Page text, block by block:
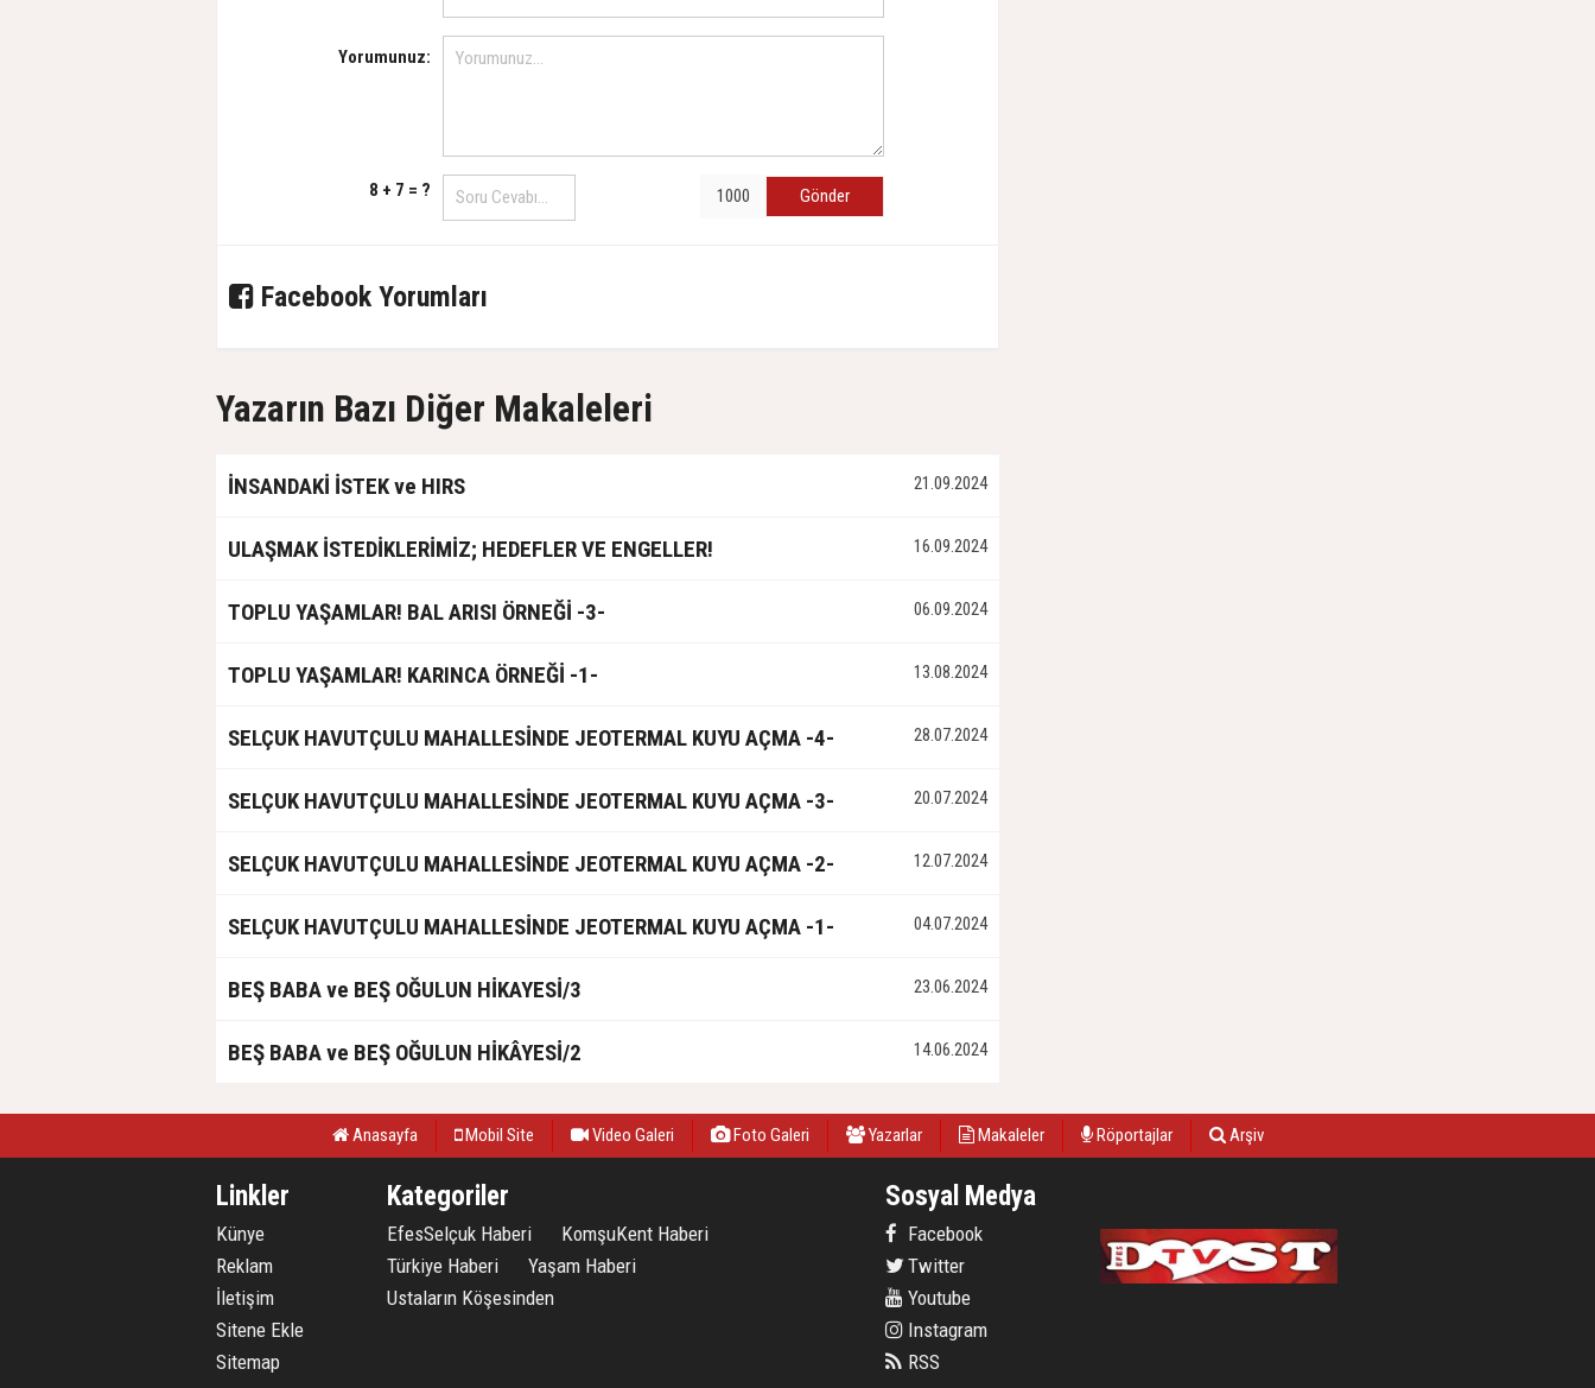
Yorumunuz:
8 + 7 = ? Gönder
Facebook Yorumları
Yazarın Bazı Diğer Makaleleri
İNSANDAKİ İSTEK ve HIRS 21.09.2024
ULAŞMAK İSTEDİKLERİMİZ; HEDEFLER VE ENGELLER! 16.09.2024
TOPLU YAŞAMLAR! BAL ARISI ÖRNEĞİ -3- 06.09.2024
TOPLU YAŞAMLAR! KARINCA ÖRNEĞİ -1- 13.08.2024
SELÇUK HAVUTÇULU MAHALLESİNDE JEOTERMAL KUYU AÇMA -4- 28.07.2024
SELÇUK HAVUTÇULU MAHALLESİNDE JEOTERMAL KUYU AÇMA -3- 20.07.2024
SELÇUK HAVUTÇULU MAHALLESİNDE JEOTERMAL KUYU AÇMA -2- 12.07.2024
SELÇUK HAVUTÇULU MAHALLESİNDE JEOTERMAL KUYU AÇMA -1- 04.07.2024
BEŞ BABA ve BEŞ OĞULUN HİKAYESİ/3 23.06.2024
BEŞ BABA ve BEŞ OĞULUN HİKÂYESİ/2 14.06.2024
Anasayfa Mobil Site Video Galeri Foto Galeri Yazarlar Makaleler Röportajlar Arşiv
Linkler
Künye
Reklam
İletişim
Sitene Ekle
Sitemap
Kategoriler
EfesSelçuk Haberi
KomşuKent Haberi
Türkiye Haberi
Yaşam Haberi
Ustaların Köşesinden
Sosyal Medya
Facebook
Twitter
Youtube
Instagram
RSS